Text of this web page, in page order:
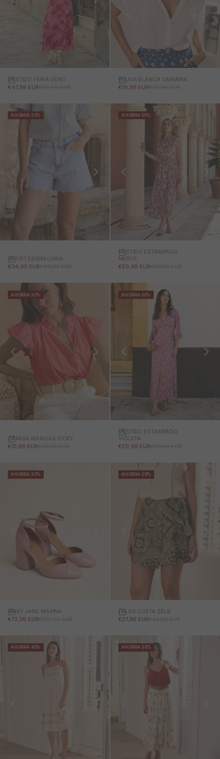
VESTIDO FERIA GENO
PRECIO DE OFERTA
€47,99 EURPRECIO NORMAL
€119,95 EUR
BLUSA BLANCA CARMINA
PRECIO DE OFERTA
€19,99 EURPRECIO NORMAL
€39,95 EUR
AHORRA 30%
SHORT DENIM LOINA
PRECIO DE OFERTA
€34,99 EURPRECIO NORMAL
€49,95 EUR
AHORRA 50%
VESTIDO ESTAMPADO
MERCE
PRECIO DE OFERTA
€59,99 EURPRECIO NORMAL
€119,95 EUR
AHORRA 30%
CAMISA MANGAS VICKY
PRECIO DE OFERTA
€31,99 EURPRECIO NORMAL
€45,95 EUR
AHORRA 50%
VESTIDO ESTAMPADO
VIOLETA
PRECIO DE OFERTA
€59,99 EURPRECIO NORMAL
€119,95 EUR
AHORRA 30%
MARY JANE MARINA
PRECIO DE OFERTA
€73,99 EURPRECIO NORMAL
€105,00 EUR
AHORRA 39%
FALDA CORTA ZÉLIE
PRECIO DE OFERTA
€27,99 EURPRECIO NORMAL
€45,95 EUR
AHORRA 40% AHORRA 38%